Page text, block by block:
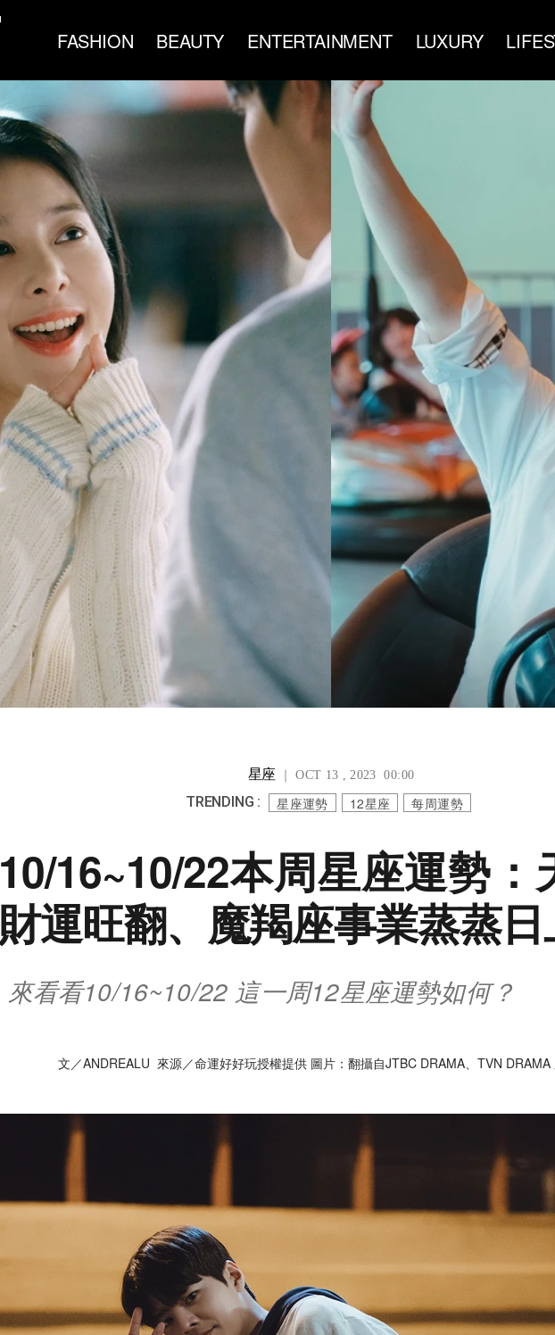
FASHION BEAUTY ENTERTAINMENT LUXURY
星座 ｜ OCT 13 , 2023 00:00
TRENDING : 星座運勢 12星座 每周運勢
10/16~10/22本周星座運勢：
財運旺翻、魔羯座事業蒸蒸
來看看10/16~10/22 這一周12星座運勢如何？
文／ANDREALU 來源／命運好好玩授權提供 圖片：翻攝自JTBC DRAMA、TVN DRAMA